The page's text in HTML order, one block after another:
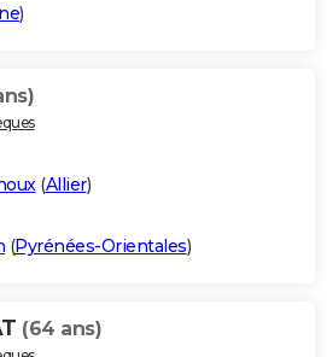
)
(Allier)
(Pyrénées-Orientales)
(64 ans)